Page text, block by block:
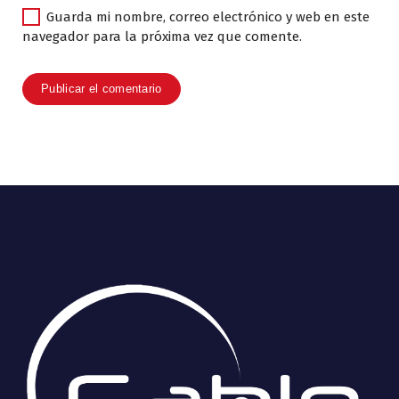
Guarda mi nombre, correo electrónico y web en este
navegador para la próxima vez que comente.